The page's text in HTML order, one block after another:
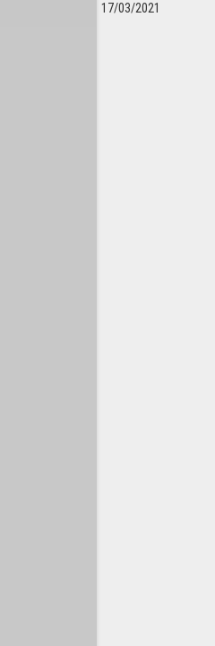
17/03/2021